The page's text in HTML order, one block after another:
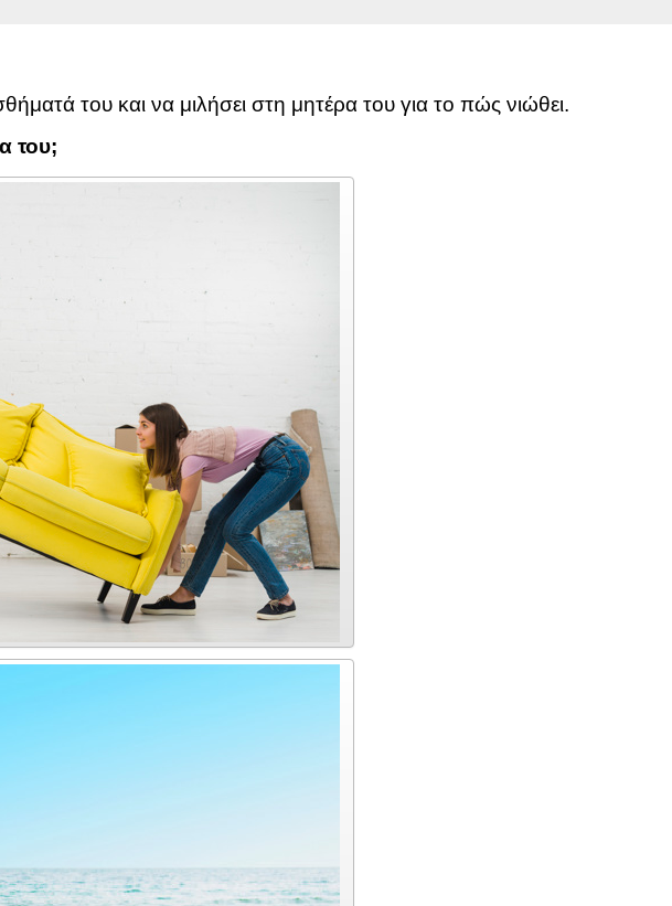
του και να μιλήσει στη μητέρα του για το πώς νιώθει.
του;